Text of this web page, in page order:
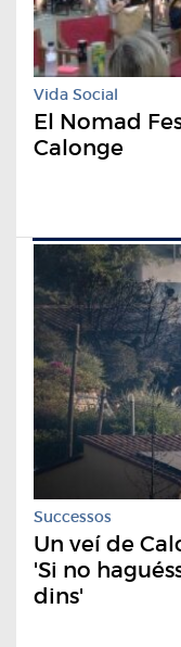
Vida Social
El Nomad
Calonge
Successos
Un veí de
'Si no
dins'